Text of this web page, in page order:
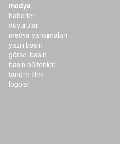
medya
haberler
duyurular
medya yansımaları
yazılı basın
görsel basın
basın bültenleri
tanıtım filmi
logolar